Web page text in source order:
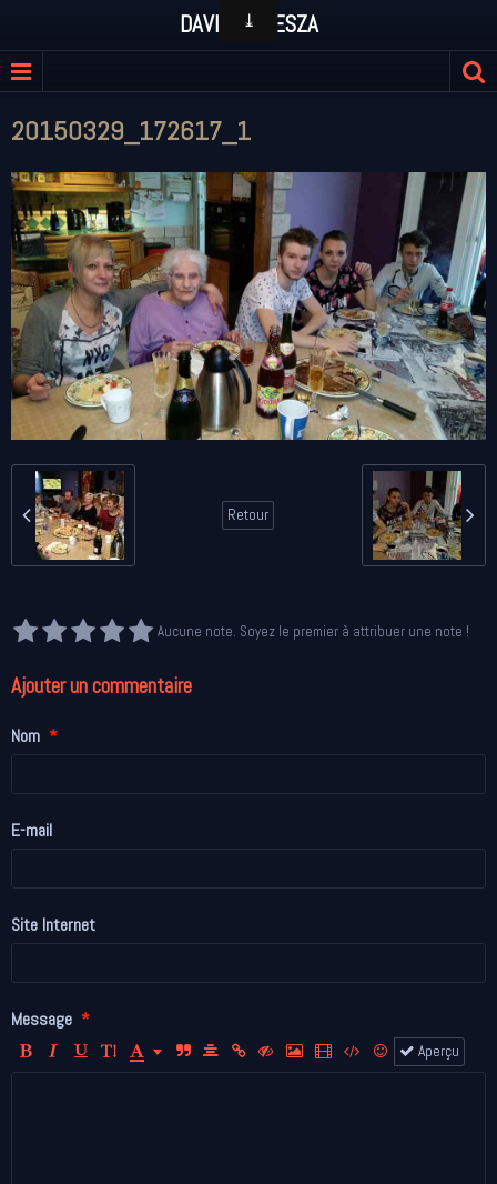
DAVID KULESZA
20150329_172617_1
Retour
Aucune note. Soyez le premier à attribuer une note !
Ajouter un commentaire
Nom
E-mail
Site Internet
Message
Aperçu